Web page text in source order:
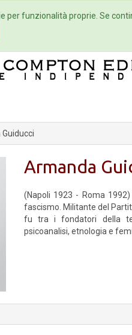
Eventi
Armanda
(Napoli 1923 - Roma
fascismo. Militante del
fu tra i fondatori della
psicoanalisi, etnologia e
per funzionalità proprie. Se